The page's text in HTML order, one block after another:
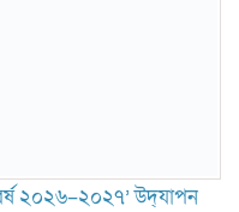
২০২৬–২০২৭’ উদ্‌যাপন